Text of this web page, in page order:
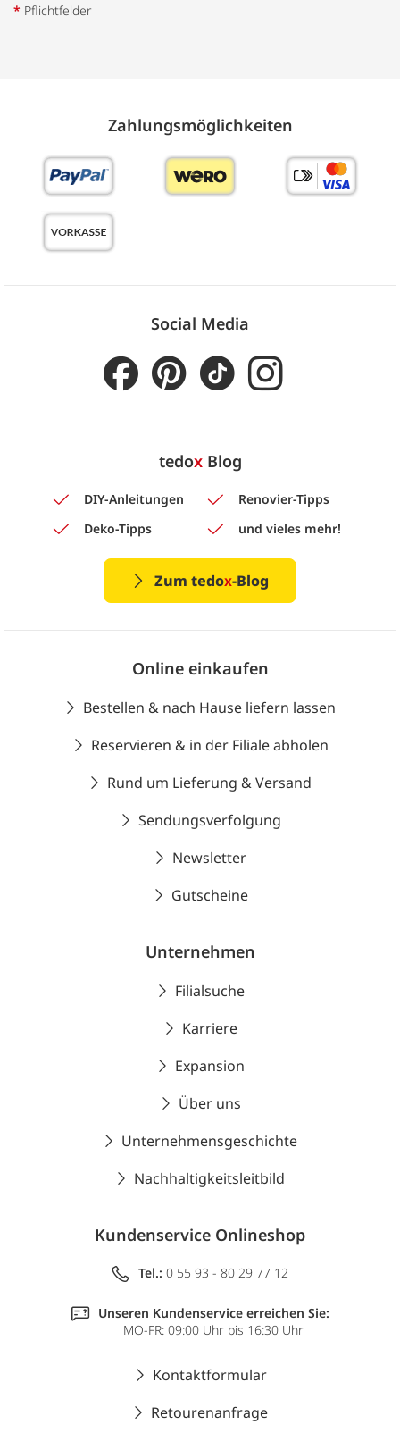
* Pflichtfelder
Zahlungs­möglich­keiten
Social Media
tedoxBlog
DIY-Anleitungen
Renovier-Tipps
Deko-Tipps
und vieles mehr!
Zum tedox-Blog
Online einkaufen
Bestellen & nach Hause liefern lassen
Reservieren & in der Filiale abholen
Rund um Lieferung & Versand
Sendungsverfolgung
Newsletter
Gutscheine
Unternehmen
Filialsuche
Karriere
Expansion
Über uns
Unternehmensgeschichte
Nachhaltigkeitsleitbild
Kundenservice Onlineshop
Tel.: 0 55 93 - 80 29 77 12
Unseren Kundenservice erreichen Sie:
MO-FR: 09:00 Uhr bis 16:30 Uhr
Kontaktformular
Retourenanfrage